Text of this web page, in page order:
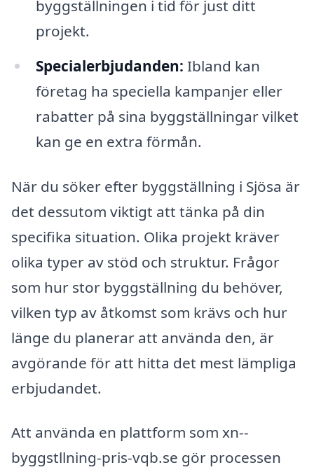
byggställningen i tid för just ditt
projekt.
Specialerbjudanden: Ibland kan
företag ha speciella kampanjer eller
rabatter på sina byggställningar vilket
kan ge en extra förmån.
När du söker efter byggställning i Sjösa är
det dessutom viktigt att tänka på din
specifika situation. Olika projekt kräver
olika typer av stöd och struktur. Frågor
som hur stor byggställning du behöver,
vilken typ av åtkomst som krävs och hur
länge du planerar att använda den, är
avgörande för att hitta det mest lämpliga
erbjudandet.
Att använda en plattform som xn--
byggstllning-pris-vqb.se gör processen